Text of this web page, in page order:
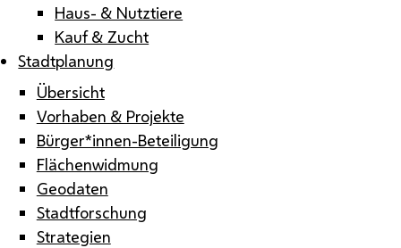
Haus- & Nutztiere
Kauf & Zucht
Stadtplanung
Übersicht
Vorhaben & Projekte
Bürger*innen-Beteiligung
Flächenwidmung
Geodaten
Stadtforschung
Strategien